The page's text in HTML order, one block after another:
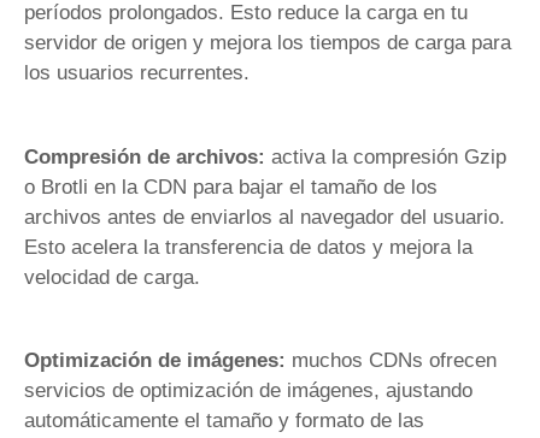
períodos prolongados. Esto reduce la carga en tu
servidor de origen y mejora los tiempos de carga para
los usuarios recurrentes.
Compresión de archivos: activa la compresión Gzip
o Brotli en la CDN para bajar el tamaño de los
archivos antes de enviarlos al navegador del usuario.
Esto acelera la transferencia de datos y mejora la
velocidad de carga.
Optimización de imágenes: muchos CDNs ofrecen
servicios de optimización de imágenes, ajustando
automáticamente el tamaño y formato de las